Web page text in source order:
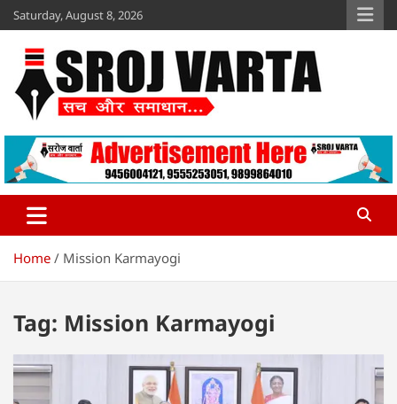
Skip
to
content
Saturday, August 8, 2026
Sroj Varta
www.srojvarta.in
Home Mission Karmayogi
Tag: Mission Karmayogi